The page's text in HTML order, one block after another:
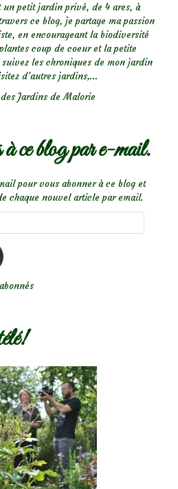
petit jardin privé, de 4 ares, à
ce blog, je partage ma passion
en encourageant la biodiversité
coup de coeur et la petite
les chroniques de mon jardin
d’autres jardins,...
Jardins de Malorie
ce blog par e-mail.
pour vous abonner à ce blog et
chaque nouvel article par email.